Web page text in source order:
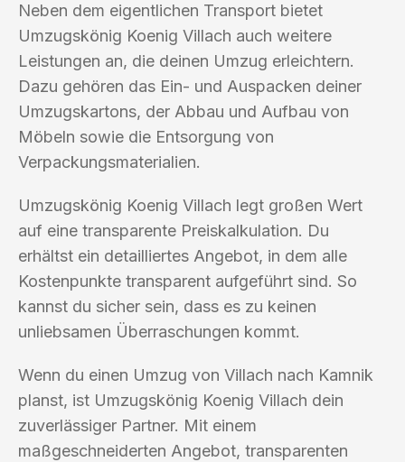
Neben dem eigentlichen Transport bietet
Umzugskönig Koenig Villach auch weitere
Leistungen an, die deinen Umzug erleichtern.
Dazu gehören das Ein- und Auspacken deiner
Umzugskartons, der Abbau und Aufbau von
Möbeln sowie die Entsorgung von
Verpackungsmaterialien.
Umzugskönig Koenig Villach legt großen Wert
auf eine transparente Preiskalkulation. Du
erhältst ein detailliertes Angebot, in dem alle
Kostenpunkte transparent aufgeführt sind. So
kannst du sicher sein, dass es zu keinen
unliebsamen Überraschungen kommt.
Wenn du einen Umzug von Villach nach Kamnik
planst, ist Umzugskönig Koenig Villach dein
zuverlässiger Partner. Mit einem
maßgeschneiderten Angebot, transparenten